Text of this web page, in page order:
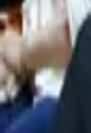
ve
son yıllarda